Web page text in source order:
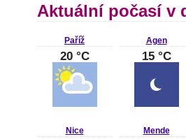
Aktuální počasí v
Paříž
20 °C
Agen
15 °C
Nice Mende